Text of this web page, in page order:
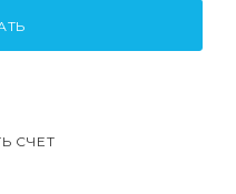
СЧЕТ